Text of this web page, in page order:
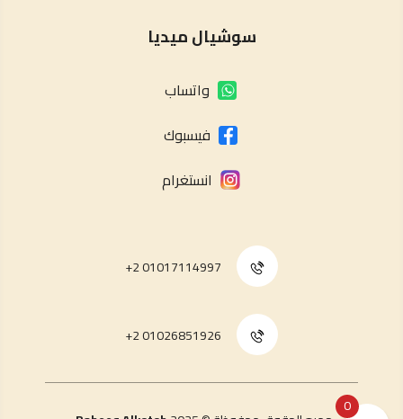
0
سوشيال ميديا
واتساب
فيسبوك
انستغرام
01017114997 2+
01026851926 2+